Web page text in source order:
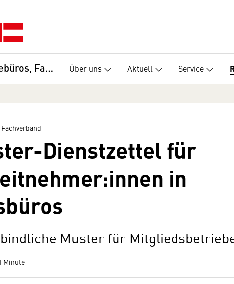
Reisebüros, Fachverband Über uns Aktuell Service
Dienstzettel für
in
Muster für
Minute